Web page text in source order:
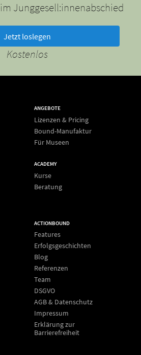
Junggesell:innenabschied
Jetzt loslegen
Kostenlos
ANGEBOTE
Lizenzen & Pricing
Bound-Manufaktur
Für Museen
ACADEMY
Kurse
Beratung
ACTIONBOUND
Features
Erfolgsgeschichten
Blog
Referenzen
Team
DSGVO
AGB & Datenschutz
Impressum
Erklärung zur
Barrierefreiheit